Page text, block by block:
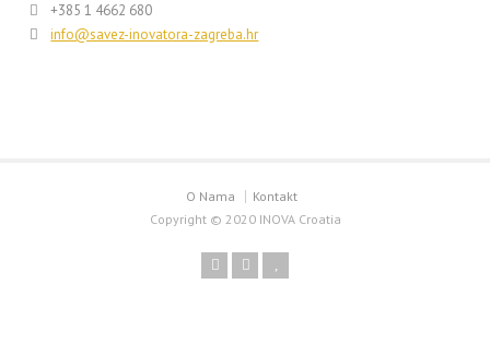
+385 1 4662 680
info@savez-inovatora-zagreba.hr
O Nama
Kontakt
Copyright © 2020 INOVA Croatia